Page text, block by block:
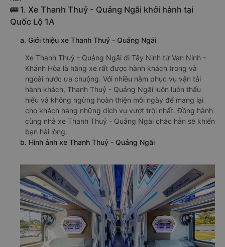
🚌 1. Xe Thanh Thuỷ - Quảng Ngãi khởi hành tại
Quốc Lộ 1A
a. Giới thiệu xe Thanh Thuỷ - Quảng Ngãi
Xe Thanh Thuỷ - Quảng Ngãi đi Tây Ninh từ Vạn Ninh -
Khánh Hòa là hãng xe rất được hành khách trong và
ngoài nước ưa chuộng. Với nhiều năm phục vụ vận tải
hành khách, Thanh Thuỷ - Quảng Ngãi luôn luôn thấu
hiểu và không ngừng hoàn thiện mỗi ngày để mang lại
cho khách hàng những dịch vụ vượt trội nhất. Đồng hành
cùng nhà xe Thanh Thuỷ - Quảng Ngãi chắc hẳn sẽ khiến
bạn hài lòng.
b. Hình ảnh xe Thanh Thuỷ - Quảng Ngãi